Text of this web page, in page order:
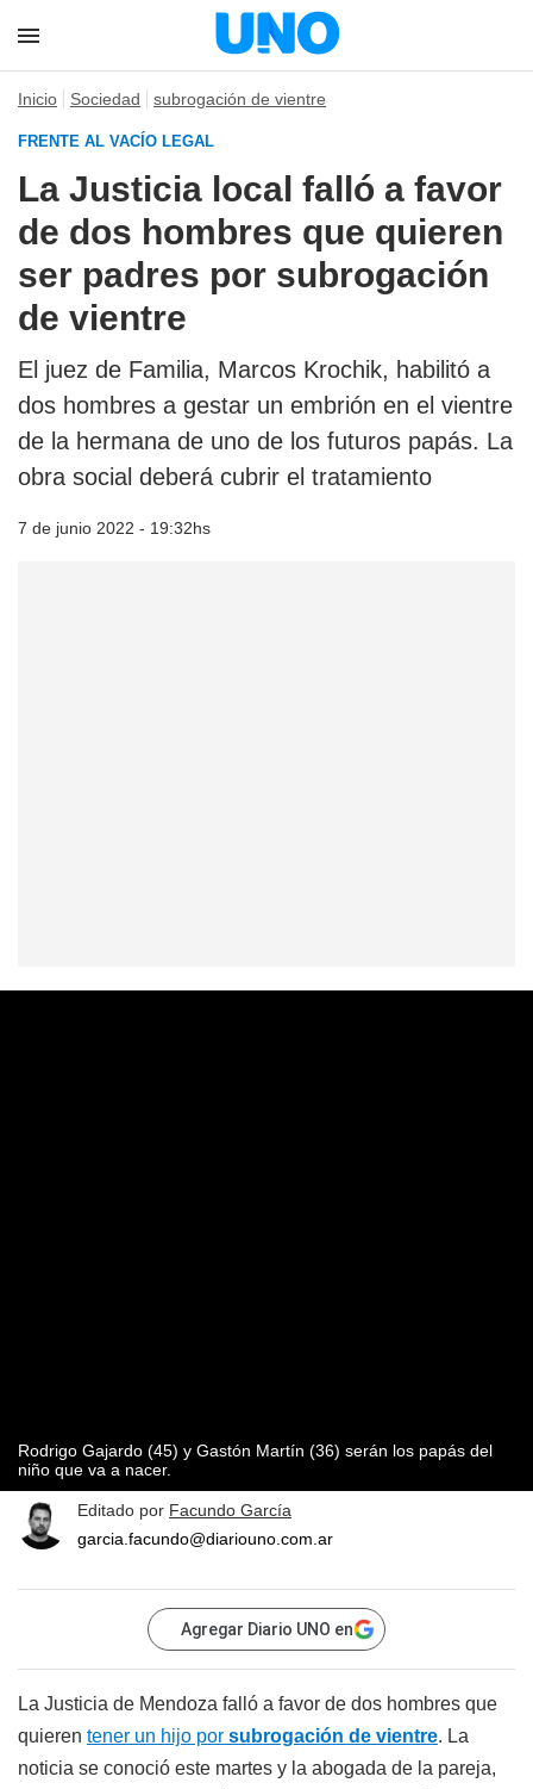
Inicio Sociedad subrogación de vientre
FRENTE AL VACÍO LEGAL
La Justicia local falló a favor
de dos hombres que quieren
ser padres por subrogación
de vientre
El juez de Familia, Marcos Krochik, habilitó a
dos hombres a gestar un embrión en el vientre
de la hermana de uno de los futuros papás. La
obra social deberá cubrir el tratamiento
7 de junio 2022 - 19:32hs
Rodrigo Gajardo (45) y Gastón Martín (36) serán los papás del
niño que va a nacer.
Editado por Facundo García
garcia.facundo@diariouno.com.ar
Agregar Diario UNO en
La Justicia de Mendoza falló a favor de dos hombres que
quieren tener un hijo por subrogación de vientre. La
noticia se conoció este martes y la abogada de la pareja,